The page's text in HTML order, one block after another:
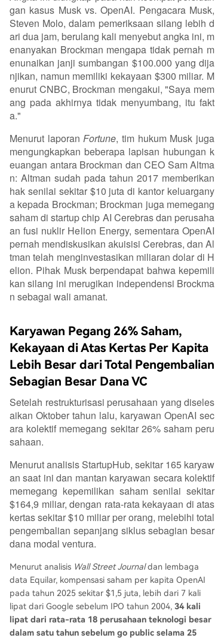
gan kasus Musk vs. OpenAI. Pengacara Musk,
Steven Molo, dalam pemeriksaan silang lebih d
ari dua jam, berulang kali menyebut angka ini, m
enanyakan Brockman mengapa tidak pernah m
enunaikan janji sumbangan $100.000 yang dija
njikan, namun memiliki kekayaan $300 miliar. M
enurut CNBC, Brockman mengakui, "Saya mem
ang pada akhirnya tidak menyumbang, itu fakt
a."
Menurut laporan Fortune, tim hukum Musk juga
mengungkapkan beberapa lapisan hubungan k
euangan antara Brockman dan CEO Sam Altma
n: Altman sudah pada tahun 2017 memberikan
hak senilai sekitar $10 juta di kantor keluargany
a kepada Brockman; Brockman juga memegang
saham di startup chip AI Cerebras dan perusaha
an fusi nuklir Helion Energy, sementara OpenAI
pernah mendiskusikan akuisisi Cerebras, dan Al
tman telah menginvestasikan miliaran dolar di H
elion. Pihak Musk berpendapat bahwa kepemili
kan silang ini merugikan independensi Brockma
n sebagai wali amanat.
Karyawan Pegang 26% Saham,
Kekayaan di Atas Kertas Per Kapita
Lebih Besar dari Total Pengembalian
Sebagian Besar Dana VC
Setelah restrukturisasi perusahaan yang diseles
aikan Oktober tahun lalu, karyawan OpenAI sec
ara kolektif memegang sekitar 26% saham peru
sahaan.
Menurut analisis StartupHub, sekitar 165 karyaw
an saat ini dan mantan karyawan secara kolektif
memegang kepemilikan saham senilai sekitar
$164,9 miliar, dengan rata-rata kekayaan di atas
kertas sekitar $10 miliar per orang, melebihi total
pengembalian sepanjang siklus sebagian besar
dana modal ventura.
Menurut analisis Wall Street Journaldan lembaga
data Equilar, kompensasi saham per kapita OpenAI
pada tahun 2025 sekitar $1,5 juta, lebih dari 7 kali
lipat dari Google sebelum IPO tahun 2004, 34 kali
lipat dari rata-rata 18 perusahaan teknologi besar
dalam satu tahun sebelum go public selama 25